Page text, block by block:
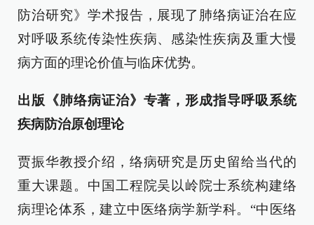
防治研究》学术报告，展现了肺络病证治在应
对呼吸系统传染性疾病、感染性疾病及重大慢
病方面的理论价值与临床优势。
出版《肺络病证治》专著，形成指导呼吸系统
疾病防治原创理论
贾振华教授介绍，络病研究是历史留给当代的
重大课题。中国工程院吴以岭院士系统构建络
病理论体系，建立中医络病学新学科。“中医络